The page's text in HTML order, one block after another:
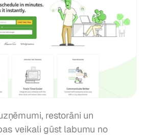
restorāni un
veikali gūst labumu no